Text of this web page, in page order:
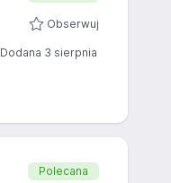
Obserwuj
Dodana 3 sierpnia
Polecana